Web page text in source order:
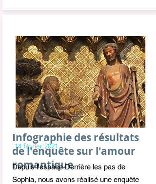
Infographie des résultats
de l'enquête sur l'amour
romantique
Depuis l'espace Derrière les pas de
Sophia, nous avons réalisé une enquête
14 février 2021